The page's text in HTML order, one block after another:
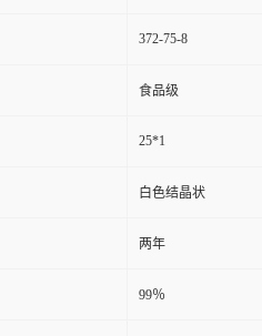
372-75-8
食品级
25*1
白色结晶状
两年
99％